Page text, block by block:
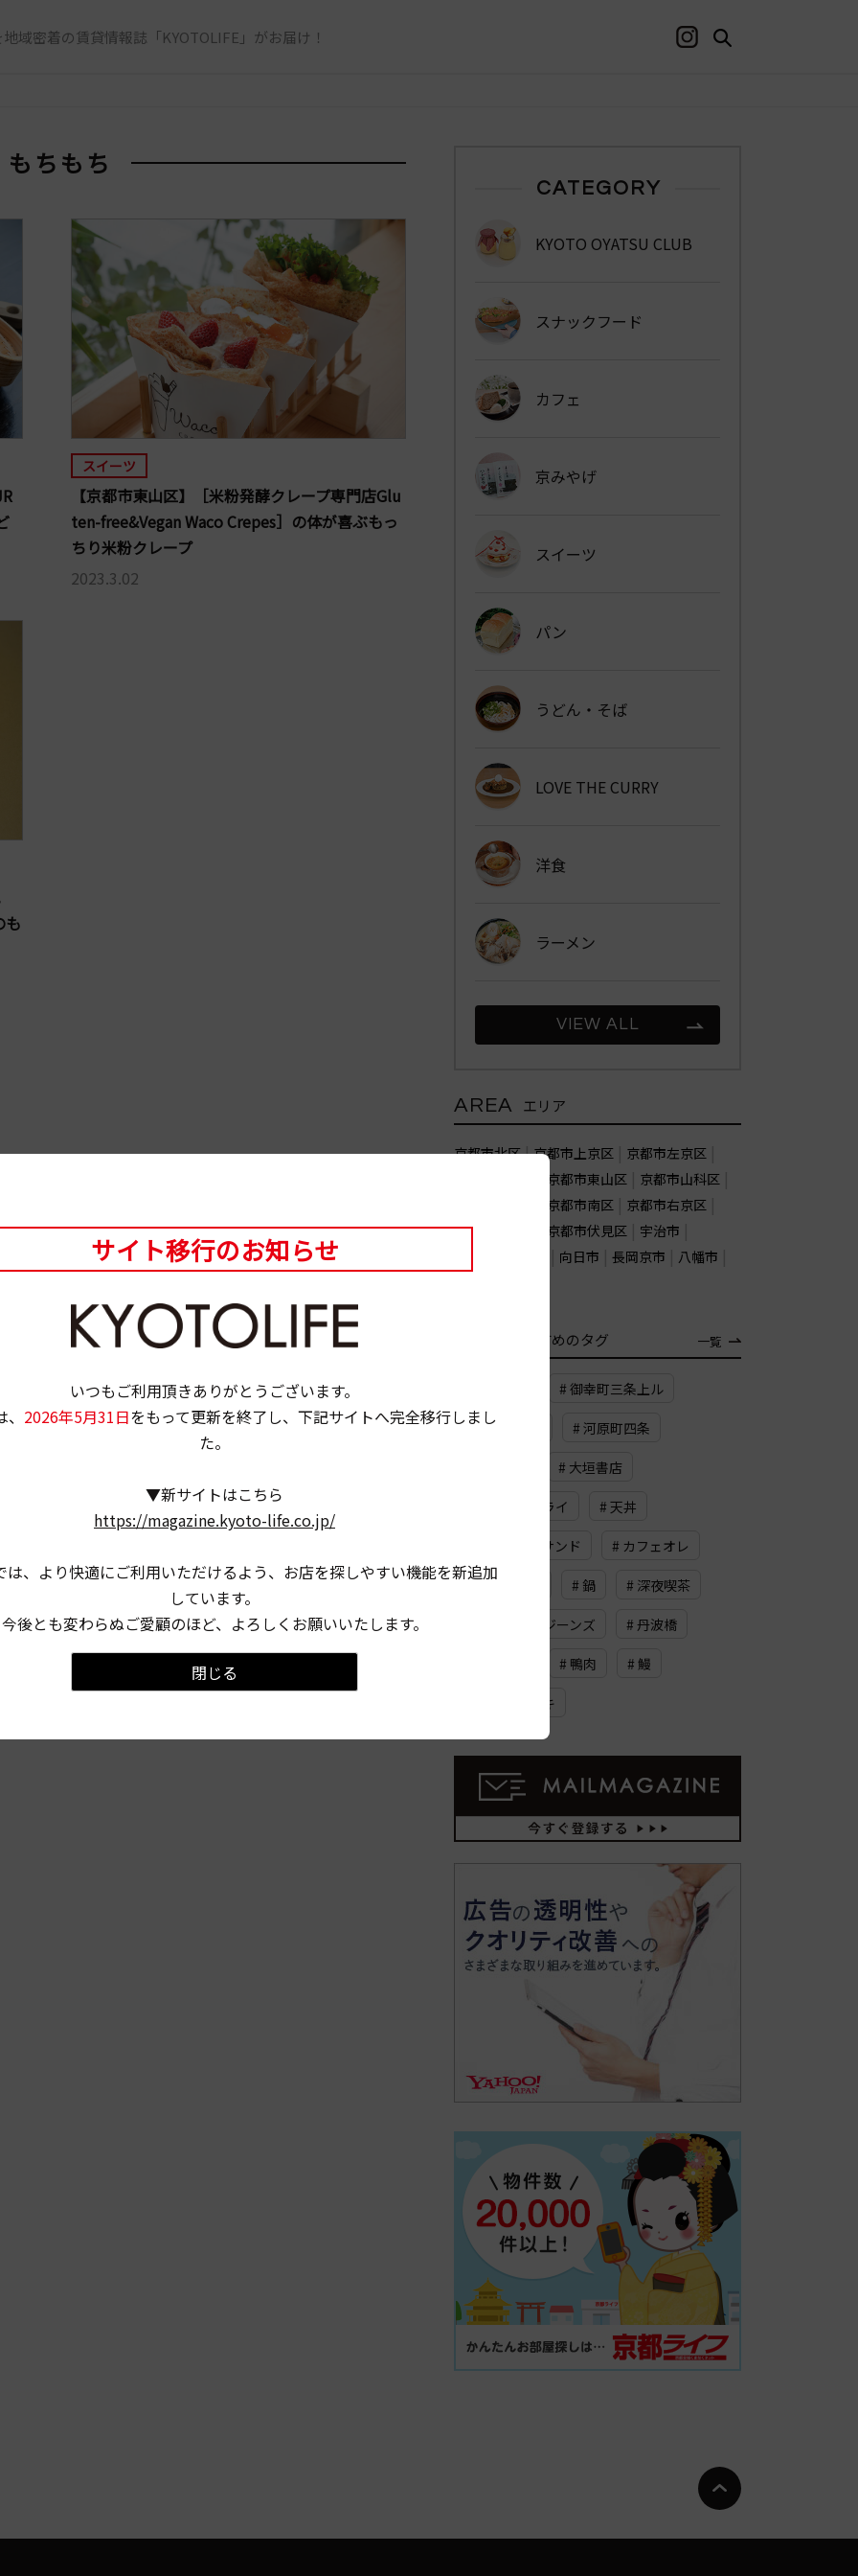
域密着の賃貸情報誌「KYOTOLIFE」がお届け！
もちもち
スイーツ
【京都市東山区】［米粉発酵クレープ専門店Glu
ten-free&Vegan Waco Crepes］の体が喜ぶもっ
ちり米粉クレープ
2023.3.02
も
CATEGORY
KYOTO OYATSU CLUB
スナックフード
カフェ
京みやげ
スイーツ
パン
うどん・そば
LOVE THE CURRY
洋食
ラーメン
VIEW ALL
AREA エリア
京都市北区 京都市上京区
京都市左京区
京都市東山区
京都市山科区
京都市南区
京都市右京区
京都市西京区
京都市伏見区
宇治市
向日市 長岡京市
八幡市
おすすめのタグ 一覧
# 御幸町三条上ル
# スカッシュ # 河原町四条
# 大垣書店
# フレンチフライ # 天丼
# ビーフカツサンド # カフェオレ
# ロースハム # 鍋 # 深夜喫茶
# ジーンズ # 丹波橋
# 鴨肉 # 鰻
# ドイツケーキ
サイト移行のお知らせ
いつもご利用頂きありがとうございます。
2026年5月31日をもって更新を終了し、下記サイトへ完全移行しまし
た。
▼新サイトはこちら
https://magazine.kyoto-life.co.jp/
は、より快適にご利用いただけるよう、お店を探しやすい機能を新追加
しています。
今後とも変わらぬご愛顧のほど、よろしくお願いいたします。
閉じる